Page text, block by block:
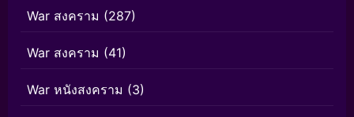
War สงคราม (287)
War สงคราม (41)
War หนังสงคราม (3)